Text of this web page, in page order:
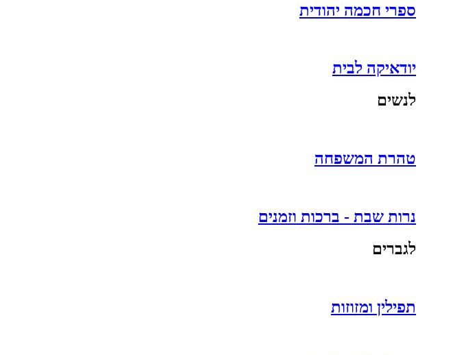
ספרי חכמה יהודית
יודאיקה לבית
לנשים
טהרת המשפחה
נרות שבת - ברכות וזמנים
לגברים
תפילין ומזוזות